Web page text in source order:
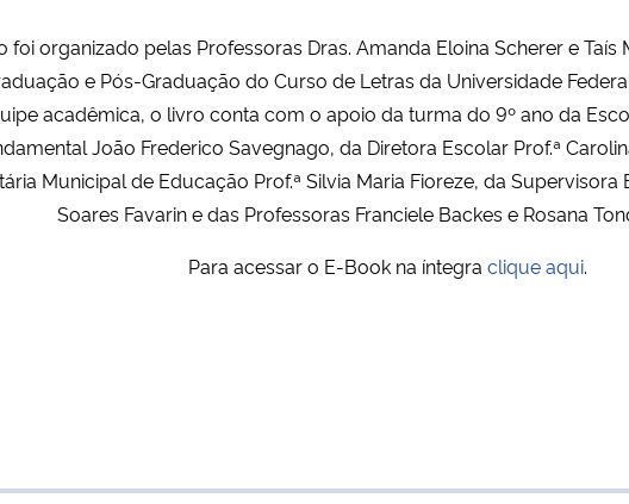
foi organizado pelas Professoras Dras. Amanda Eloina Scherer e Taís
e Pós-Graduação do Curso de Letras da Universidade
acadêmica, o livro conta com o apoio da turma do 9º ano da
João Frederico Savegnago, da Diretora Escolar Prof.ª
Municipal de Educação Prof.ª Silvia Maria Fioreze, da Supervisora
Soares Favarin e das Professoras Franciele Backes e Rosana
Para acessar o E-Book na íntegraclique aqui.